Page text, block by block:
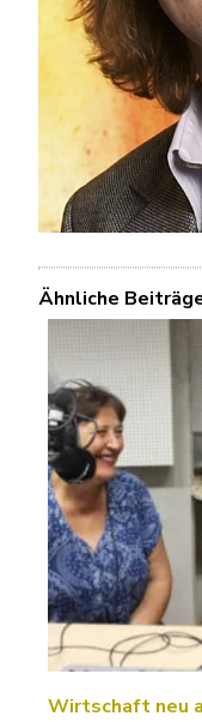
Ähnliche
Wirtschaft neu